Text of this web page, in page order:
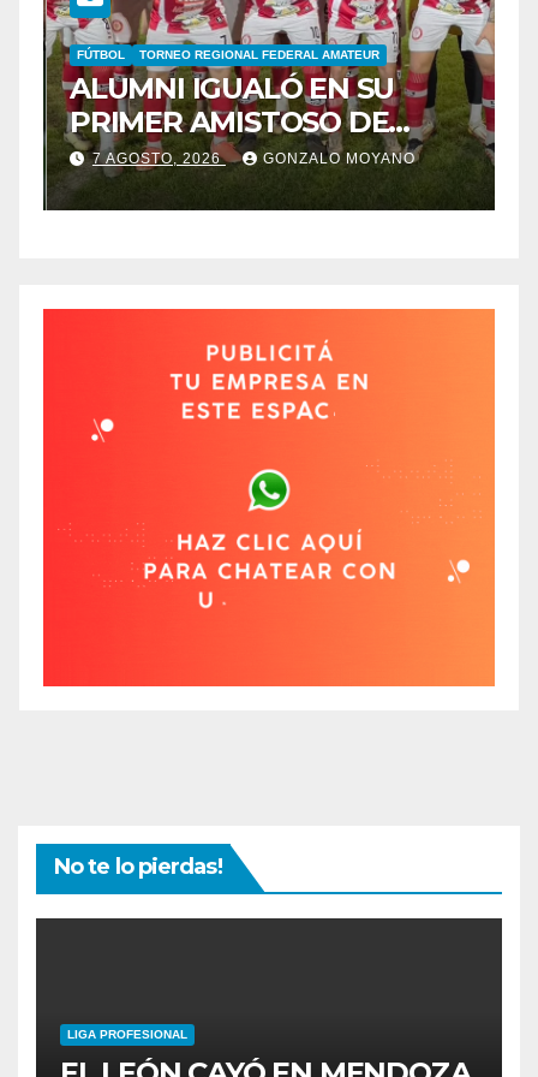
FÚTBOL TORNEO REGIONAL FEDERAL AMATEUR
ALUMNI IGUALÓ EN SU
PRIMER AMISTOSO DE
PRETEMPORADA
7 AGOSTO, 2026 GONZALO MOYANO
No te lo pierdas!
LIGA PROFESIONAL